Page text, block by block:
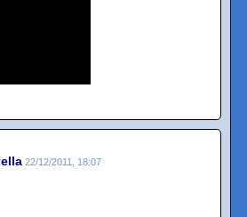
22/12/2011, 18:07